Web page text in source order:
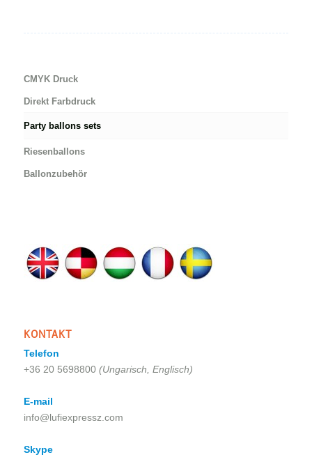
CMYK Druck
Direkt Farbdruck
Party ballons sets
Riesenballons
Ballonzubehör
KONTAKT
Telefon
+36 20 5698800 (Ungarisch, Englisch)
E-mail
info@lufiexpressz.com
Skype